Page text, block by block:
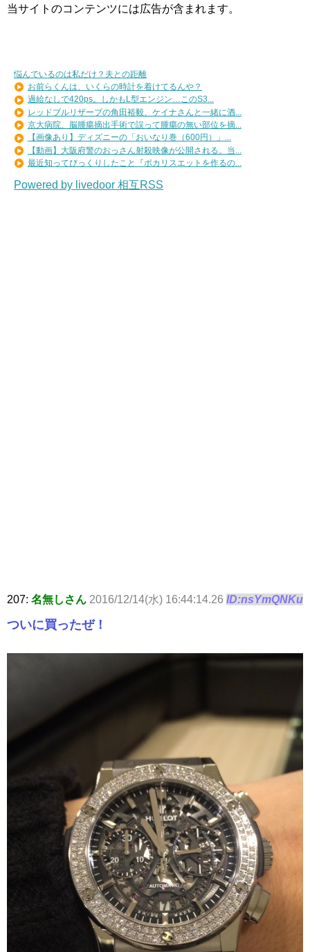
当サイトのコンテンツには広告が含まれます。
悩んでいるのは私だけ？夫との距離
お前らくんは、いくらの時計を着けてるんや？
過給なしで420ps。しかもL型エンジン…このS3...
レッドブルリザーブの角田裕毅、ケイナさんと一緒に酒...
京大病院、脳腫瘍摘出手術で誤って腫瘍の無い部位を摘...
【画像あり】ディズニーの「おいなり巻（600円）」...
【動画】大阪府警のおっさん射殺映像が公開される。当...
最近知ってびっくりしたこと『ポカリスエットを作るの...
Powered by livedoor 相互RSS
207: 名無しさん 2016/12/14(水) 16:44:14.26 ID:nsYmQNKu
ついに買ったぜ！